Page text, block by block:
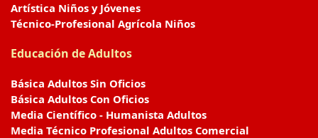
Artística Niños y Jóvenes
Técnico-Profesional Agrícola Niños
Educación de Adultos
Básica Adultos Sin Oficios
Básica Adultos Con Oficios
Media Científico - Humanista Adultos
Media Técnico Profesional Adultos Comercial